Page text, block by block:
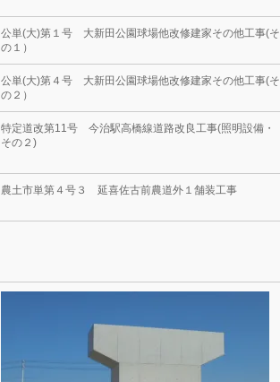
公単(大)第１号 大新田公園球場他改修建家その他工事(そ
の１）
公単(大)第４号 大新田公園球場他改修建家その他工事(そ
の２）
特定道改第11号 今治駅高橋線道路改良工事(照明設備・
その２)
農土市単第４号３ 延喜佐古前農道外１舗装工事